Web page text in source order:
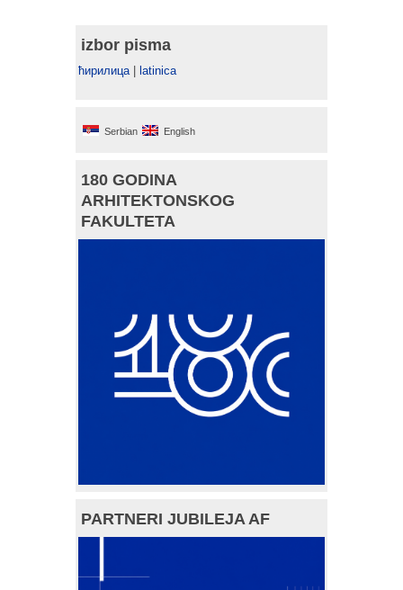
izbor pisma
ћирилица| latinica
Serbian English
180 GODINA
ARHITEKTONSKOG
FAKULTETA
PARTNERI JUBILEJA AF